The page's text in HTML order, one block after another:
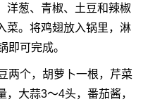
洋葱、青椒、土豆和辣椒
菜。将鸡翅放入锅里，淋
即可完成。
两个，胡萝卜一根，芹菜
大蒜3～4头，番茄酱，